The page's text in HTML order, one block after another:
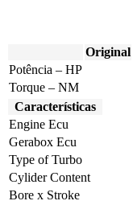
Original
Potência – HP
Torque – NM
Características
Engine Ecu
Gerabox Ecu
Type of Turbo
Cylider Content
Bore x Stroke